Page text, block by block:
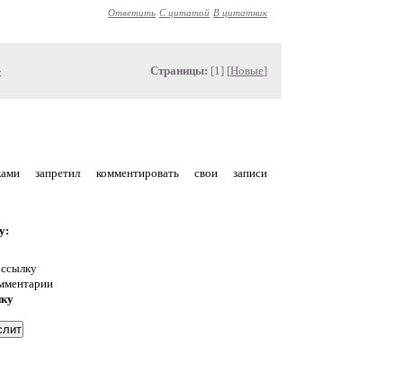
Ответить С цитатой В цитатник
Страницы: [1] [Новые]
запретил комментировать свои записи